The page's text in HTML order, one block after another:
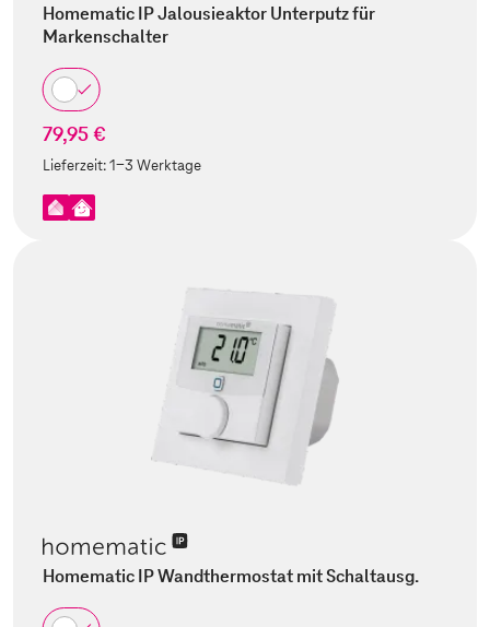
Homematic IP Jalousieaktor Unterputz für
Markenschalter
79,95 €
Lieferzeit:1-3 Werktage
Homematic IP Wandthermostat mit Schaltausg.